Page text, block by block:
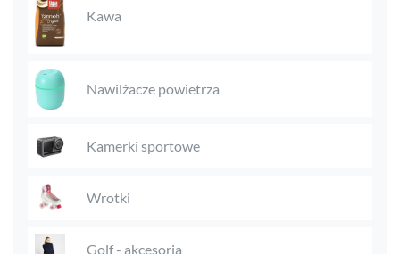
Kawa
Nawilżacze powietrza
Kamerki sportowe
Wrotki
Golf - akcesoria